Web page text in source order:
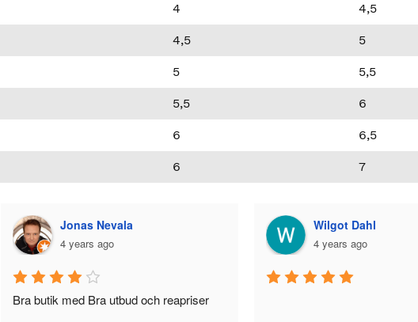
4 4,5
4,5 5
5 5,5
5,5 6
6 6,5
6 7
Jonas Nevala
4 years ago
Bra butik med Bra utbud och reapriser
Wilgot Dahl
4 years ago